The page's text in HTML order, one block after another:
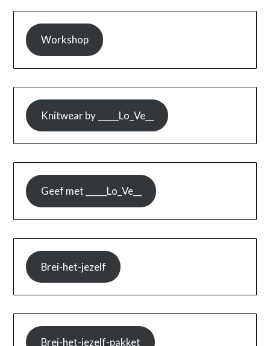
Workshop
Knitwear by _____Lo_Ve__
Geef met _____Lo_Ve__
Brei-het-jezelf
Brei-het-jezelf-pakket